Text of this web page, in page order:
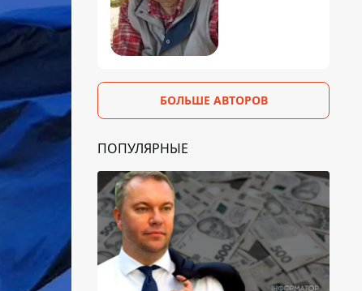
БОЛЬШЕ АВТОРОВ
ПОПУЛЯРНЫЕ